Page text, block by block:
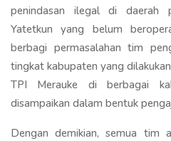
penindasan ilegal di daerah
Yatetkun yang belum
berbagi permasalahan tim
tingkat kabupaten yang
TPI Merauke di berbagai
disampaikan dalam bentuk
Dengan demikian, semua tim